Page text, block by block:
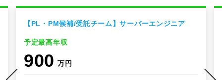
【PL・PM候補/受託チーム】サーバーエンジニア
予定最高年収
900 万円